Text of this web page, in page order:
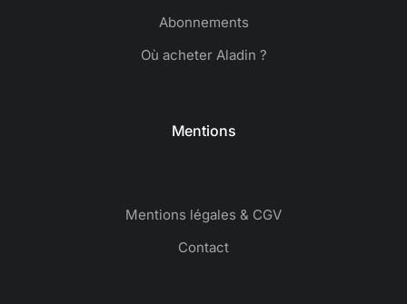
Abonnements
Où acheter Aladin ?
Mentions
Mentions légales & CGV
Contact